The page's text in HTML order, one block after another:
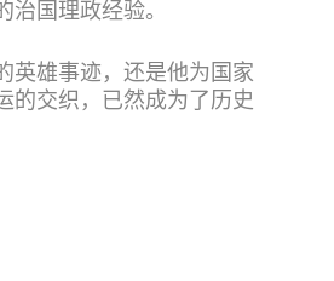
国理政经验。
英雄事迹，还是他为国家
的交织，已然成为了历史